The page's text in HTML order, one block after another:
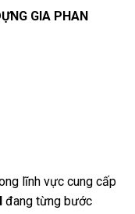
GIA PHAN
lĩnh vực cung cấp
đang từng bước